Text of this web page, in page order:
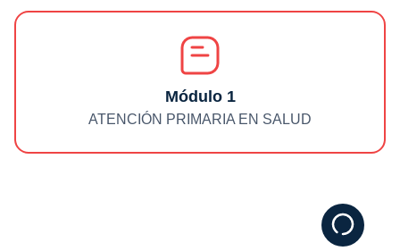
Módulo 1
ATENCIÓN PRIMARIA EN SALUD